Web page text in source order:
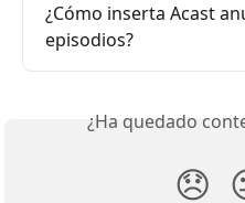
¿Cómo inserta Acast
episodios?
¿Ha quedado
😞